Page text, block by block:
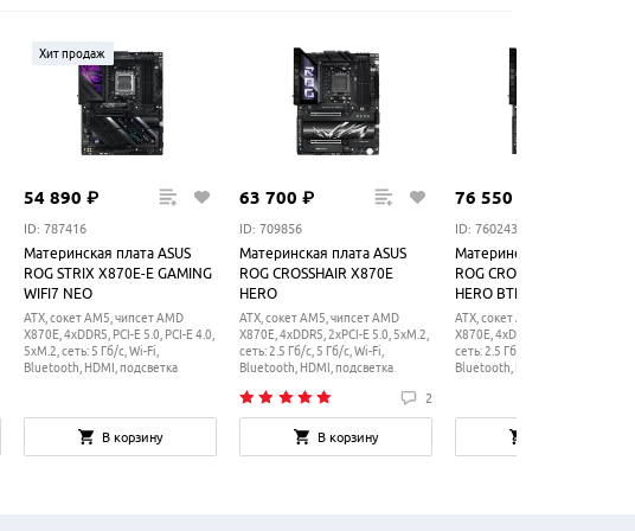
Хит продаж
54 890 ₽
ID: 787416
Материнская плата ASUS
ROG STRIX X870E-E GAMING
WIFI7 NEO
ATX, сокет AM5, чипсет AMD
X870E, 4xDDR5, PCI-E 5.0, PCI-E 4.0,
5xM.2, сеть: 5 Гб/с, Wi-Fi,
Bluetooth, HDMI, подсветка
В корзину
63 700 ₽
ID: 709856
Материнская плата ASUS
ROG CROSSHAIR X870E
HERO
ATX, сокет AM5, чипсет AMD
X870E, 4xDDR5, 2xPCI-E 5.0, 5xM.2,
сеть: 2.5 Гб/с, 5 Гб/с, Wi-Fi,
Bluetooth, HDMI, подсветка
2
В корзину
76 550
ID: 760243
Материнская плата ASUS
ROG CROSSHAIR X870E
HERO BTF
ATX, сокет AM5, чипсет AMD
X870E, 4xDDR5, PCI-E 5.0, 5xM.2,
сеть: 2.5 Гб/с, 5 Гб/с, Wi-Fi,
Bluetooth, HDMI, подсветка